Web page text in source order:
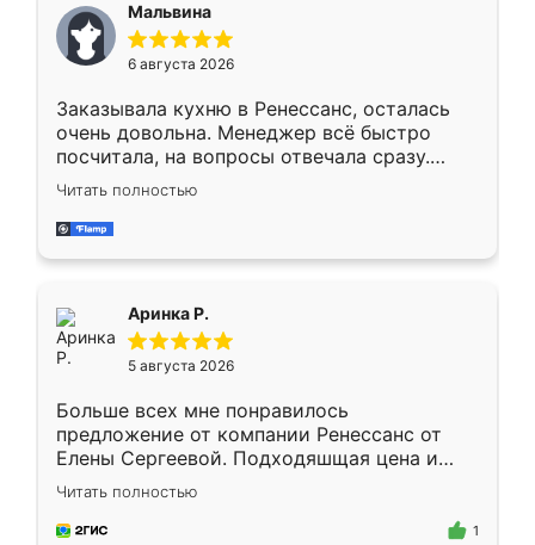
меньше, здесь же он более разнообразный.
Мне нравится ,если что-то потребуется из
мебели буду заказывать только здесь.
Мальвина
6 августа 2026
Заказывала кухню в Ренессанс, осталась
очень довольна. Менеджер всё быстро
посчитала, на вопросы отвечала сразу.
Замерщик приехал в субботу, подошёл к
делу со всей ответственностью. Собрали
за день, ребята работали аккуратно, даже
Читать полностью
Аринка Р.
5 августа 2026
Больше всех мне понравилось
предложение от компании Ренессанс от
Елены Сергеевой. Подходяшщая цена и
короткие сроки изготовления. Приехавший
для замера сотрудник Владислав
предложил по моему эскизу самый
Читать полностью
1